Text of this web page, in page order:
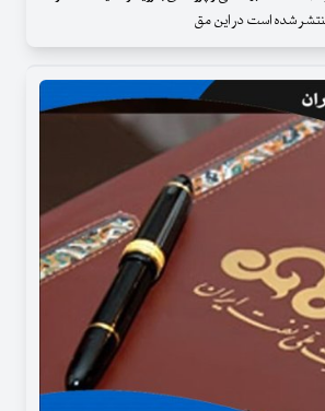
شده است در این مق